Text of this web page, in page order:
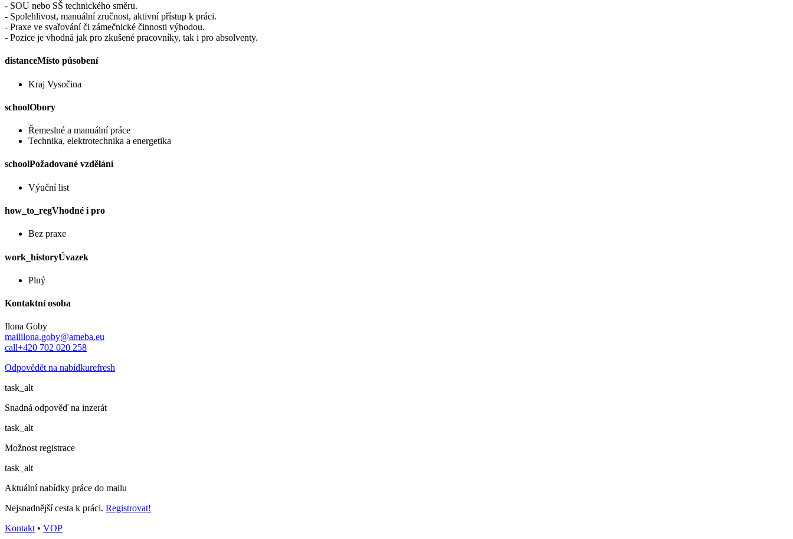
- SOU nebo SŠ technického směru.
- Spolehlivost, manuální zručnost, aktivní přístup k práci.
- Praxe ve svařování či zámečnické činnosti výhodou.
- Pozice je vhodná jak pro zkušené pracovníky, tak i pro absolventy.
distanceMísto působení
Kraj Vysočina
schoolObory
Řemeslné a manuální práce
Technika, elektrotechnika a energetika
schoolPožadované vzdělání
Výuční list
how_to_regVhodné i pro
Bez praxe
work_historyÚvazek
Plný
Kontaktní osoba
Ilona Goby
maililona.goby@ameba.eu
call+420 702 020 258
Odpovědět na nabídkurefresh
task_alt
Snadná odpověď na inzerát
task_alt
Možnost registrace
task_alt
Aktuální nabídky práce do mailu
Nejsnadnější cesta k práci. Registrovat!
Kontakt • VOP